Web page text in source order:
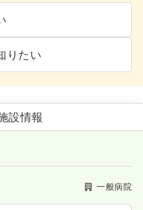
りたい
院
設情報
一般病院